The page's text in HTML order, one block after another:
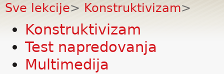
Sve lekcije> Konstruktivizam>
Konstruktivizam
Test napredovanja
Multimedija